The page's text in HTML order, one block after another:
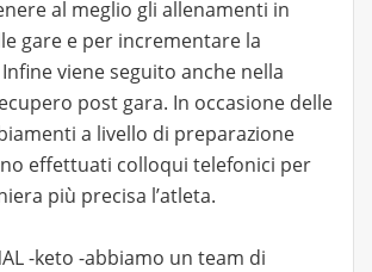
al meglio gli allenamenti in
gare e per incrementare la
viene seguito anche nella
post gara. In occasione delle
a livello di preparazione
effettuati colloqui telefonici per
più precisa l’atleta.
-keto -abbiamo un team di